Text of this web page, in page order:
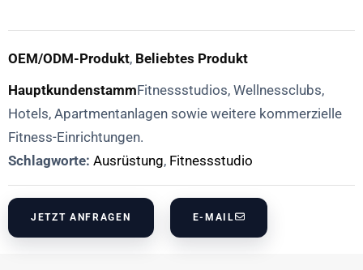
OEM/ODM-Produkt, Beliebtes Produkt
HauptkundenstammFitnessstudios, Wellnessclubs,
Hotels, Apartmentanlagen sowie weitere kommerzielle
Fitness-Einrichtungen.
Schlagworte: Ausrüstung, Fitnessstudio
JETZT ANFRAGEN E-MAIL